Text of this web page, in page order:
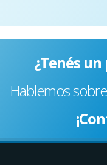
¿Tenés
Hablemos